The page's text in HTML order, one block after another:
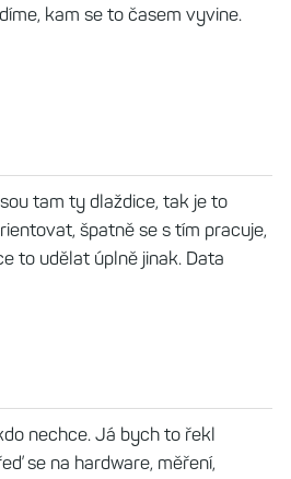
kam se to časem vyvine.
tam ty dlaždice, tak je to
špatně se s tím pracuje,
to udělat úplně jinak. Data
nechce. Já bych to řekl
se na hardware, měření,